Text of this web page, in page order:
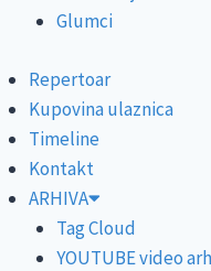
Glumci
Repertoar
Kupovina ulaznica
Timeline
Kontakt
ARHIVA
Tag Cloud
YOUTUBE video